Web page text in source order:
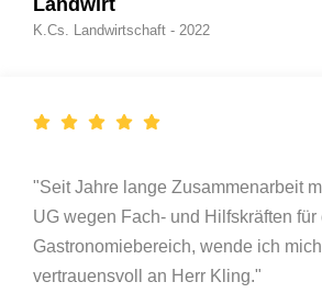
K.Cs. Landwirtschaft - 2022
"Seit Jahre lange Zusammenarbeit
UG wegen Fach- und Hilfskräften für
Gastronomiebereich, wende ich
vertrauensvoll an Herr Kling."